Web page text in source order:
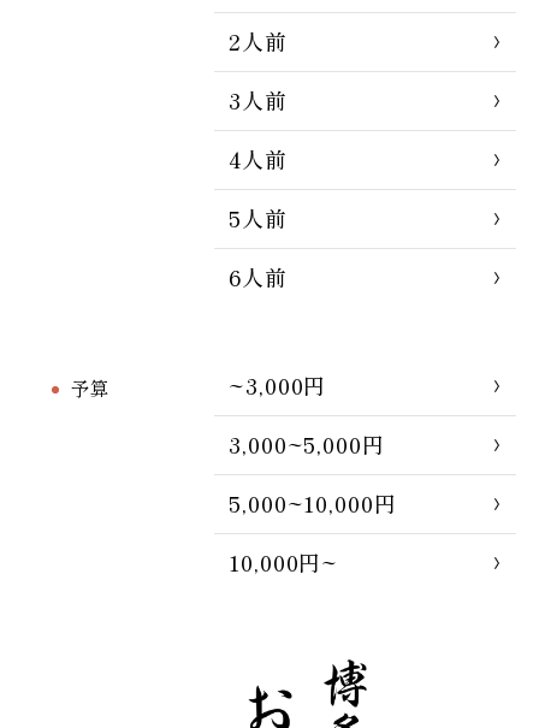
2人前
3人前
4人前
5人前
6人前
予算
~3,000円
3,000~5,000円
5,000~10,000円
10,000円~